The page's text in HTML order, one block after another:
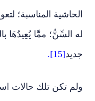
الحاشية المناسبة؛
له السِّنُّ؛ ممَّا يُعِيدُهَا
جديد[15].
ولم تكن تلك حالات